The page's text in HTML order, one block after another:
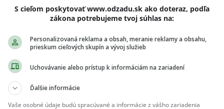
Natália a tesne pred semifinále vypadla
ti nič neutečie! 💌
vedieť o najnovšom Girls' Point evente ako
Prihlás sa na odber e-mailových newslettrov.
si nezabudni skontrolovať e-mail a
S cieľom poskytovať www.odzadu.sk ako doteraz, podľa
zákona potrebujeme tvoj súhlas na:
Personalizovaná reklama a obsah, meranie reklamy a obsahu,
prieskum cieľových skupín a vývoj služieb
Uchovávanie alebo prístup k informáciám na zariadení
Ďalšie informácie
Vaše osobné údaje budú spracúvané a informácie z vášho zariadenia